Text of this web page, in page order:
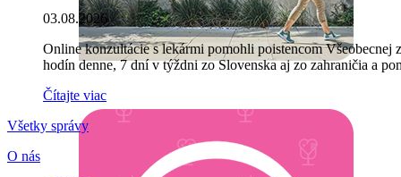
03.08.2026
Online konzultácie s lekármi pomohli poistencom
hodín denne, 7 dní v týždni zo Slovenska aj zo zahraničia a
Čítajte viac
Všetky správy
O nás